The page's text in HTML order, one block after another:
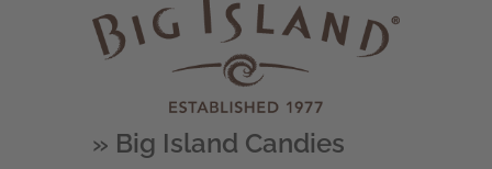
» Big Island Candies